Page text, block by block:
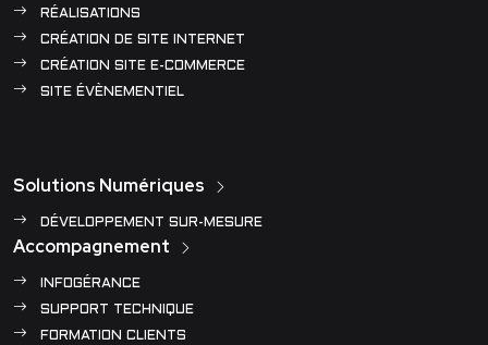
RÉALISATIONS
CRÉATION DE SITE INTERNET
CRÉATION SITE E-COMMERCE
SITE ÉVÈNEMENTIEL
Solutions Numériques
DÉVELOPPEMENT SUR-MESURE
Accompagnement
INFOGÉRANCE
SUPPORT TECHNIQUE
FORMATION CLIENTS